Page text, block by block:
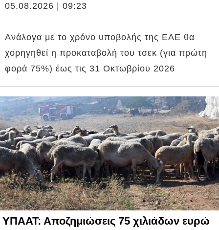
05.08.2026 | 09:23
Ανάλογα με το χρόνο υποβολής της ΕΑΕ θα
χορηγηθεί η προκαταβολή του τσεκ (για πρώτη
φορά 75%) έως τις 31 Οκτωβρίου 2026
ΥΠΑΑΤ: Αποζημιώσεις 75 χιλιάδων ευρώ